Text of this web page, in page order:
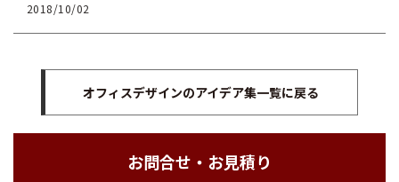
2018/10/02
オフィスデザインのアイデア集一覧に戻る
お問合せ・お見積り